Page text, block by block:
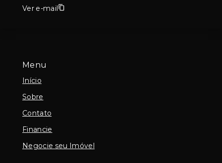
Menu
Início
Sobre
Contato
Financie
Negocie seu Imóvel
Ver e-mail